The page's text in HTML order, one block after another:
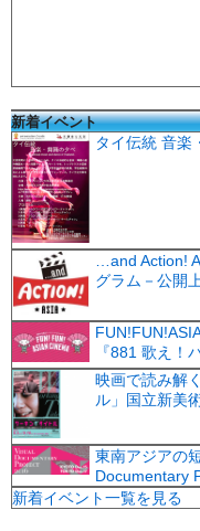
新着イベント
タイ伝統 音楽
…and Action!
グラム－公開
『881 歌え！
映画で読み解
ル」国立新美
東南アジアの
Documentary
新着イベント一覧を見る